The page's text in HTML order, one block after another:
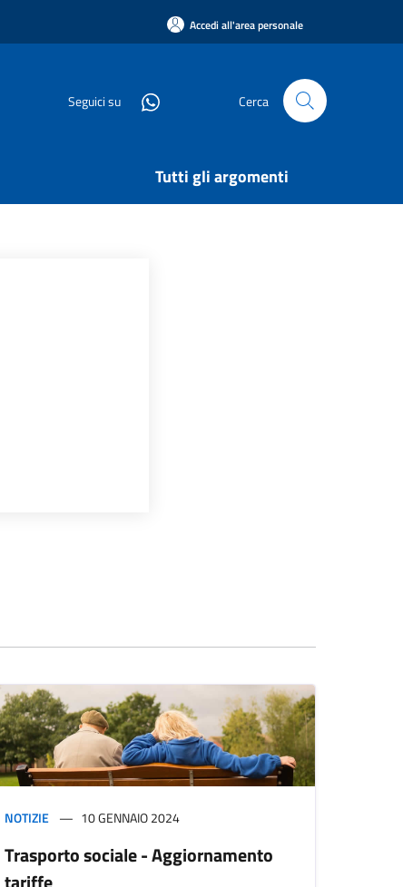
Accedi all'area personale
Seguici su Cerca
Tutti gli argomenti
NOTIZIE 10 GENNAIO 2024
Trasporto sociale - Aggiornamento